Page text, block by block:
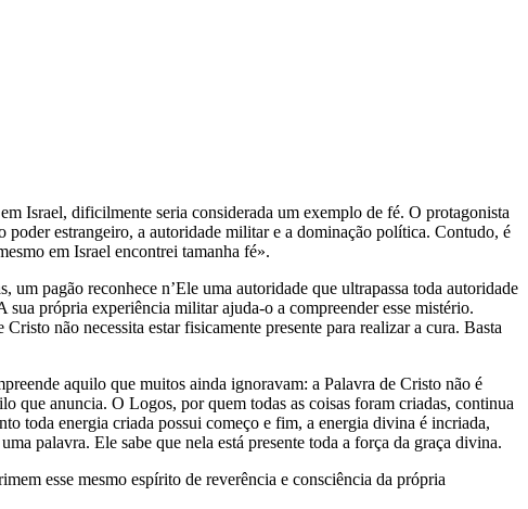
Israel, dificilmente seria considerada um exemplo de fé. O protagonista
estrangeiro, a autoridade militar e a dominação política. Contudo, é
em Israel encontrei tamanha fé».
pagão reconhece n’Ele uma autoridade que ultrapassa toda autoridade
própria experiência militar ajuda-o a compreender esse mistério.
não necessita estar fisicamente presente para realizar a cura. Basta
aquilo que muitos ainda ignoravam: a Palavra de Cristo não é
que anuncia. O Logos, por quem todas as coisas foram criadas, continua
toda energia criada possui começo e fim, a energia divina é incriada,
palavra. Ele sabe que nela está presente toda a força da graça divina.
esse mesmo espírito de reverência e consciência da própria